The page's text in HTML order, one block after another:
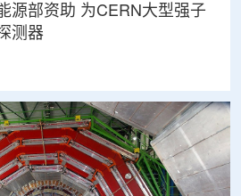
源部资助 为CERN大型强子
测器